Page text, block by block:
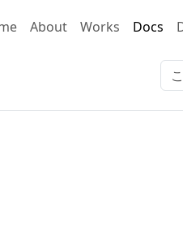
About Works Docs